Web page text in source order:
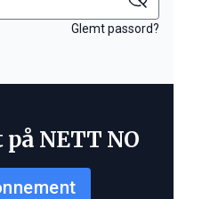
Glemt passord?
NETT NO